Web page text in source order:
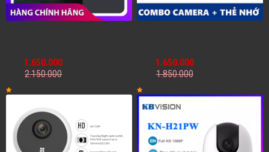
1.650.000
2.150.000
1.650.000
1.850.000